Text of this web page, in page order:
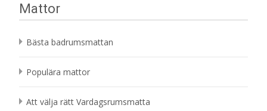
Mattor
Bästa badrumsmattan
Populära mattor
Att välja rätt Vardagsrumsmatta